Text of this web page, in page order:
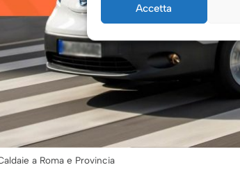
Accetta
a Roma e Provincia